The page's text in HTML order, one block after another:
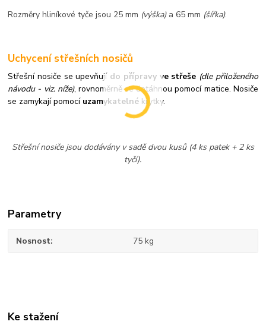
Rozměry hliníkové tyče jsou 25 mm (výška)a 65 mm (šířka).
Uchycení střešních nosičů
Střešní nosiče se upevňují do přípravy ve střeše (dle přiloženého
návodu - viz. níže), rovnoměrně se dotáhnou pomocí matice. Nosiče
se zamykají pomocí uzamykatelné krytky.
Střešní nosiče jsou dodávány v sadě dvou kusů (4 ks patek + 2 ks
tyčí).
Parametry
Nosnost 75 kg
Ke stažení